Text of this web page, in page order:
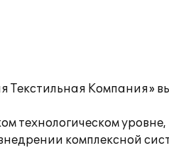
Текстильная
технологическом
комплексной